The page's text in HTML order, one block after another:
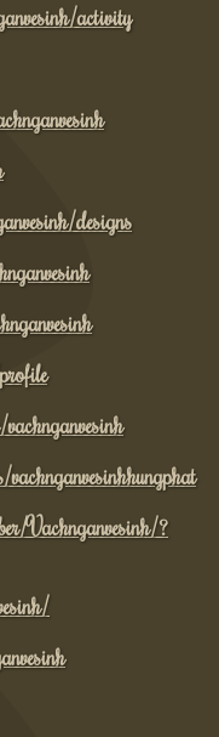
activity
designs
Vachnganvesinh/?